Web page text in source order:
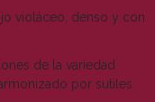
violáceo, denso y con
de la variedad
por sutiles